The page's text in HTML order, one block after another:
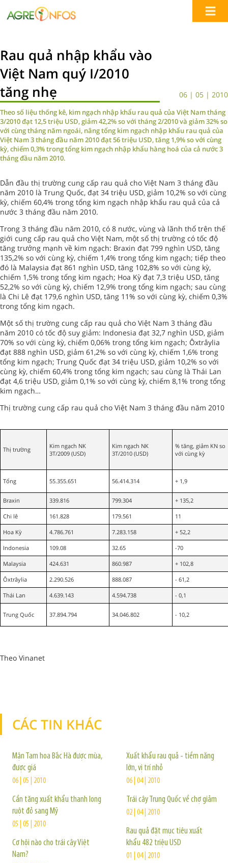
Rau quả nhập khẩu vào
Việt Nam quý I/2010
tăng nhẹ
06 | 05 | 2010
Theo số liệu thống kê, kim ngạch nhập khẩu rau quả của Việt Nam tháng
3/2010 đạt 12,5 triệu USD, giảm 42,2% so với tháng 2/2010 và giảm 32% so
với cùng tháng năm ngoái, nâng tổng kim ngạch nhập khẩu rau quả của
Việt Nam 3 tháng đầu năm 2010 đạt 56 triệu USD, tăng 1,9% so với cùng
kỳ, chiếm 0,3% trong tổng kim ngạch nhập khẩu hàng hoá của cả nước 3
tháng đầu năm 2010.
Dẫn đầu thị trường cung cấp rau quả cho Việt Nam 3 tháng đầu
năm 2010 là Trung Quốc, đạt 34 triệu USD, giảm 10,2% so với cùng
kỳ, chiếm 60,4% trong tổng kim ngạch nhập khẩu rau quả của cả
nước 3 tháng đầu năm 2010.
Trong 3 tháng đầu năm 2010, có 8 nước, vùng và lãnh thổ trên thế
giới cung cấp rau quả cho Việt Nam, một số thị trường có tốc độ
tăng trưởng mạnh về kim ngạch: Braxin đạt 799 nghìn USD, tăng
135,2% so với cùng kỳ, chiếm 1,4% trong tổng kim ngạch; tiếp theo
đó là Malaysia đạt 861 nghìn USD, tăng 102,8% so với cùng kỳ,
chiếm 1,5% trong tổng kim ngạch; Hoa Kỳ đạt 7,3 triệu USD, tăng
52,2% so với cùng kỳ, chiếm 12,9% trong tổng kim ngạch; sau cùng
là Chi Lê đạt 179,6 nghìn USD, tăng 11% so với cùng kỳ, chiếm 0,3%
trong tổng kim ngạch.
Một số thị trường cung cấp rau quả cho Việt Nam 3 tháng đầu
năm 2010 có tốc độ suy giảm: Indonesia đạt 32,7 nghìn USD, giảm
70% so với cùng kỳ, chiếm 0,06% trong tổng kim ngạch; Ôxtrâylia
đạt 888 nghìn USD, giảm 61,2% so với cùng kỳ, chiếm 1,6% trong
tổng kim ngạch; Trung Quốc đạt 34 triệu USD, giảm 10,2% so với
cùng kỳ, chiếm 60,4% trong tổng kim ngạch; sau cùng là Thái Lan
đạt 4,6 triệu USD, giảm 0,1% so với cùng kỳ, chiếm 8,1% trong tổng
kim ngạch…
Thị trường cung cấp rau quả cho Việt Nam 3 tháng đầu năm 2010
Thị trường
Kim ngạch NK
3T/2009 (USD)
Kim ngạch NK
3T/2010 (USD)
% tăng, giảm KN so
với cùng kỳ
Tổng 55.355.651 56.414.314 + 1,9
Braxin 339.816 799.304 + 135,2
Chi lê 161.828 179.561 11
Hoa Kỳ 4.786.761 7.283.158 + 52,2
Indonesia 109.08 32.65 -70
Malaysia 424.631 860.987 + 102,8
Ôxtrâylia 2.290.526 888.087 - 61,2
Thái Lan 4.639.143 4.594.738 - 0,1
Trung Quốc 37.894.794 34.046.802 - 10,2
Theo Vinanet
CÁC TIN KHÁC
Mận Tam hoa Bắc Hà được mùa,
được giá
06 | 05 | 2010
Cần tăng xuất khẩu thanh long
ruột đỏ sang Mỹ
05 | 05 | 2010
Cơ hội nào cho trái cây Việt
Nam?
Xuất khẩu rau quả - tiềm năng
lớn, vị trí nhỏ
06 | 04 | 2010
Trái cây Trung Quốc về chợ giảm
02 | 04 | 2010
Rau quả đặt mục tiêu xuất
khẩu 482 triệu USD
01 | 04 | 2010